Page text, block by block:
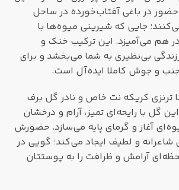
در باغی آفتاب‌خورده در ساحل
جایی که شیرینی میوه‌ها با
هم می‌آمیزد. این ترکیب خنک و
بی‌نظیری به شما می‌بخشد و برای
و جوش کاملا ایده‌آل است.
ترنزی کریکه نت خاص و نادر گل برف
گل با رایحه‌ای تمیز، آرام و درخشان
آغاز و گرمای پایه می‌سازد. حضورش
شاعرانه و لطیف ایجاد می‌کند؛ گویی در
آرامش و ظرافت را به پوستتان